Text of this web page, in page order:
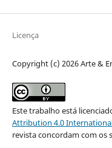
Licença
Copyright (c) 2026 Arte &
Este trabalho está
Attribution 4.0
revista concordam com os